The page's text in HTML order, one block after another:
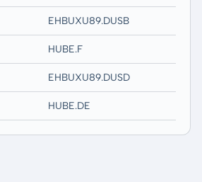
EHBUXU89.DUSB
HUBE.F
EHBUXU89.DUSD
HUBE.DE